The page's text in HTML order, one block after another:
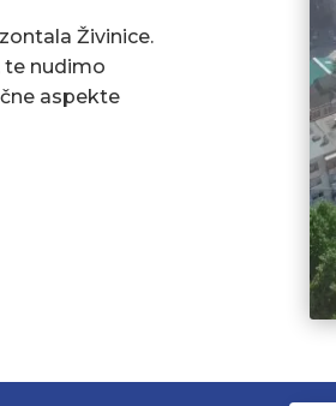
Živinice.
te nudimo
aspekte